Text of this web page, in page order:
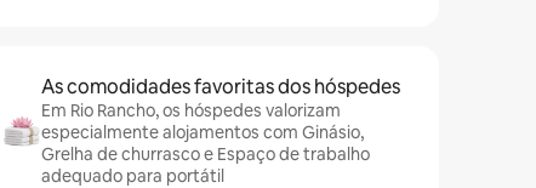
As comodidades favoritas dos hóspedes
Em Rio Rancho, os hóspedes valorizam
especialmente alojamentos com Ginásio,
Grelha de churrasco e Espaço de trabalho
adequado para portátil